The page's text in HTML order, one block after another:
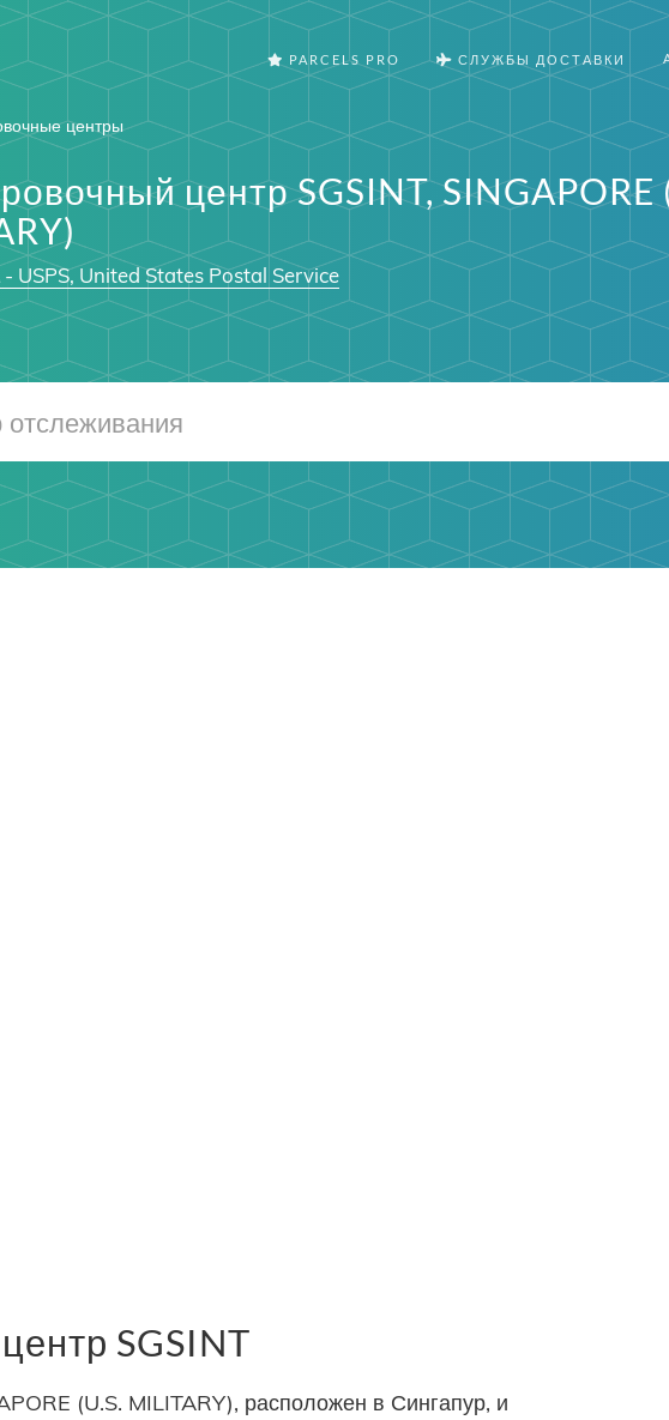
PARCELS PRO СЛУЖБЫ ДОСТАВКИ
центры
центр SGSINT, SINGAPORE
USPS, United States Postal Service
SGSINT
(U.S. MILITARY), расположен в Сингапур, и